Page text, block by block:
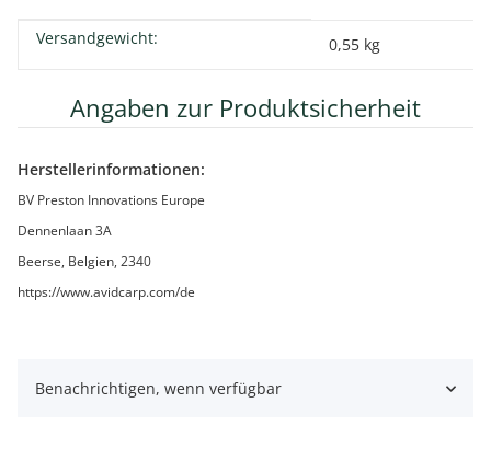
Produkteigenschaft
Wert
Versandgewicht: 0,55 kg
Angaben zur Produktsicherheit
Herstellerinformationen:
BV Preston Innovations Europe
Dennenlaan 3A
Beerse, Belgien, 2340
https://www.avidcarp.com/de
Benachrichtigen, wenn verfügbar